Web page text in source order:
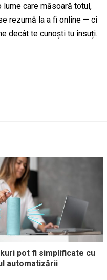
care măsoară totul,
rezumă la a fi online — ci
decât te cunoști tu însuți.
pot fi simplificate cu
automatizării